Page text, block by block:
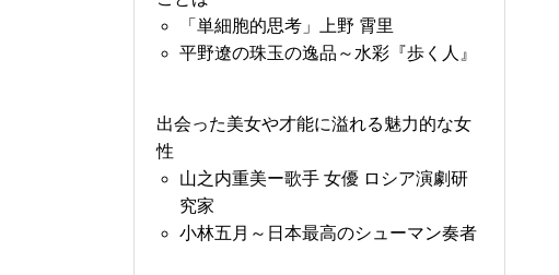
「単細胞的思考」上野 霄里
平野遼の珠玉の逸品～水彩『歩く人』
出会った美女や才能に溢れる魅力的な女
性
山之内重美ー歌手 女優 ロシア演劇研
究家
小林五月～日本最高のシューマン奏者